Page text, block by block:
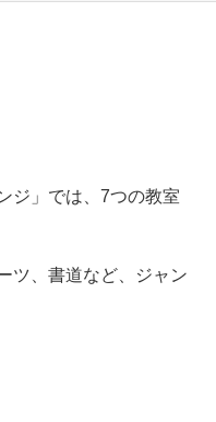
ジ」では、7つの教室
ツ、書道など、ジャン